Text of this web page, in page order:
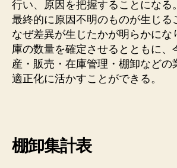
行い、原因を把握することになる。
最終的に原因不明のものが生じる
なぜ差異が生じたかが明らかにな
庫の数量を確定させるとともに、
産・販売・在庫管理・棚卸などの
適正化に活かすことができる。
棚卸集計表